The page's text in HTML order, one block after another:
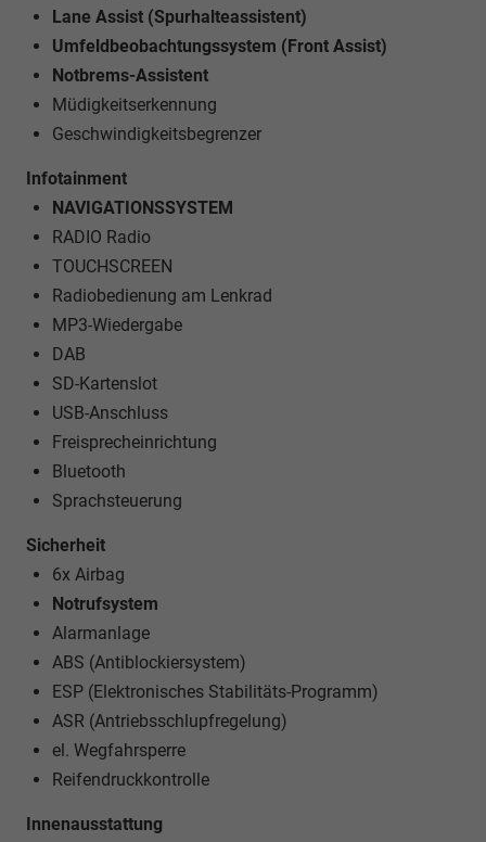
Lane Assist (Spurhalteassistent)
Umfeldbeobachtungssystem (Front Assist)
Notbrems-Assistent
Müdigkeitserkennung
Geschwindigkeitsbegrenzer
Infotainment
NAVIGATIONSSYSTEM
RADIO Radio
TOUCHSCREEN
Radiobedienung am Lenkrad
MP3-Wiedergabe
DAB
SD-Kartenslot
USB-Anschluss
Freisprecheinrichtung
Bluetooth
Sprachsteuerung
Sicherheit
6x Airbag
Notrufsystem
Alarmanlage
ABS (Antiblockiersystem)
ESP (Elektronisches Stabilitäts-Programm)
ASR (Antriebsschlupfregelung)
el. Wegfahrsperre
Reifendruckkontrolle
Innenausstattung